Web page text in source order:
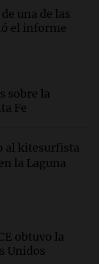
que
no sé si
llegó"
argentino de
con Rony
Vega, tras
esa casa
una de las
el informe
sobre la
Fe
al kitesurfista
la Laguna
obtuvo la
Unidos